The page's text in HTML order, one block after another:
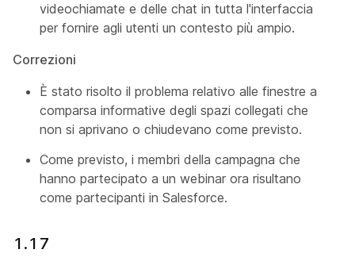
videochiamate e delle chat in tutta l'interfaccia
per fornire agli utenti un contesto più ampio.
Correzioni
È stato risolto il problema relativo alle finestre a
comparsa informative degli spazi collegati che
non si aprivano o chiudevano come previsto.
Come previsto, i membri della campagna che
hanno partecipato a un webinar ora risultano
come partecipanti in Salesforce.
1.17